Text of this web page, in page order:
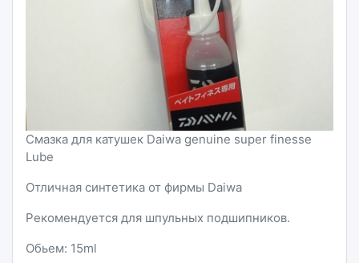
Смазка для катушек Daiwa genuine super finesse
Lube
Отличная синтетика от фирмы Daiwa
Рекомендуется для шпульных подшипников.
Обьем: 15ml